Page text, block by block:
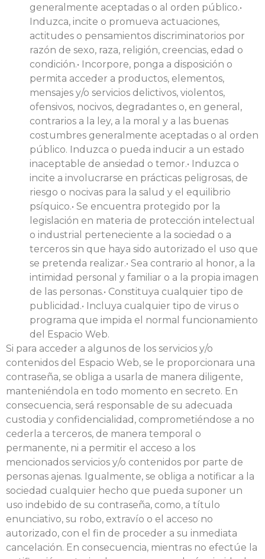
generalmente aceptadas o al orden público.•
Induzca, incite o promueva actuaciones,
actitudes o pensamientos discriminatorios por
razón de sexo, raza, religión, creencias, edad o
condición.• Incorpore, ponga a disposición o
permita acceder a productos, elementos,
mensajes y/o servicios delictivos, violentos,
ofensivos, nocivos, degradantes o, en general,
contrarios a la ley, a la moral y a las buenas
costumbres generalmente aceptadas o al orden
público. Induzca o pueda inducir a un estado
inaceptable de ansiedad o temor.• Induzca o
incite a involucrarse en prácticas peligrosas, de
riesgo o nocivas para la salud y el equilibrio
psíquico.• Se encuentra protegido por la
legislación en materia de protección intelectual
o industrial perteneciente a la sociedad o a
terceros sin que haya sido autorizado el uso que
se pretenda realizar.• Sea contrario al honor, a la
intimidad personal y familiar o a la propia imagen
de las personas.• Constituya cualquier tipo de
publicidad.• Incluya cualquier tipo de virus o
programa que impida el normal funcionamiento
del Espacio Web.
Si para acceder a algunos de los servicios y/o
contenidos del Espacio Web, se le proporcionara una
contraseña, se obliga a usarla de manera diligente,
manteniéndola en todo momento en secreto. En
consecuencia, será responsable de su adecuada
custodia y confidencialidad, comprometiéndose a no
cederla a terceros, de manera temporal o
permanente, ni a permitir el acceso a los
mencionados servicios y/o contenidos por parte de
personas ajenas. Igualmente, se obliga a notificar a la
sociedad cualquier hecho que pueda suponer un
uso indebido de su contraseña, como, a título
enunciativo, su robo, extravío o el acceso no
autorizado, con el fin de proceder a su inmediata
cancelación. En consecuencia, mientras no efectúe la